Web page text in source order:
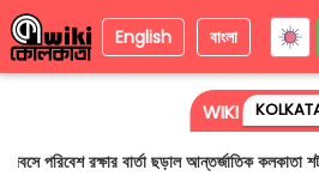
English বাংলা
WIKI
বিশ্ব পরিবেশ দিবসে পরিবেশ রক্ষার বার্তা ছড়াল